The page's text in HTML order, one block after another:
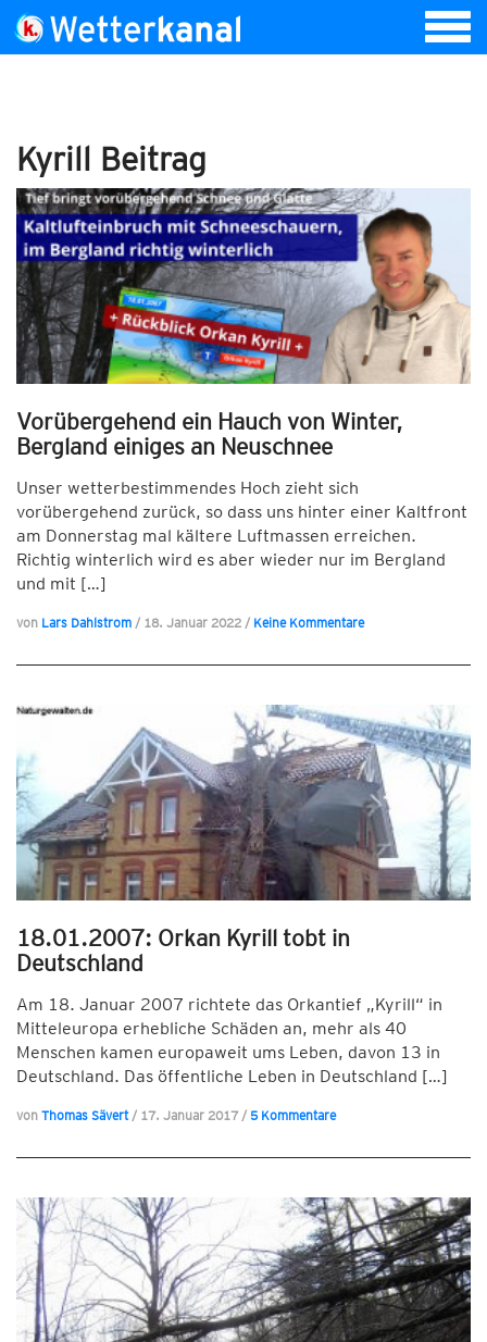
Kyrill Beitrag
Vorübergehend ein Hauch von Winter,
Bergland einiges an Neuschnee
Unser wetterbestimmendes Hoch zieht sich
vorübergehend zurück, so dass uns hinter einer Kaltfront
am Donnerstag mal kältere Luftmassen erreichen.
Richtig winterlich wird es aber wieder nur im Bergland
und mit […]
von Lars Dahlstrom / 18. Januar 2022 / Keine Kommentare
18.01.2007: Orkan Kyrill tobt in
Deutschland
Am 18. Januar 2007 richtete das Orkantief „Kyrill“ in
Mitteleuropa erhebliche Schäden an, mehr als 40
Menschen kamen europaweit ums Leben, davon 13 in
Deutschland. Das öffentliche Leben in Deutschland […]
von Thomas Sävert / 17. Januar 2017 / 5 Kommentare